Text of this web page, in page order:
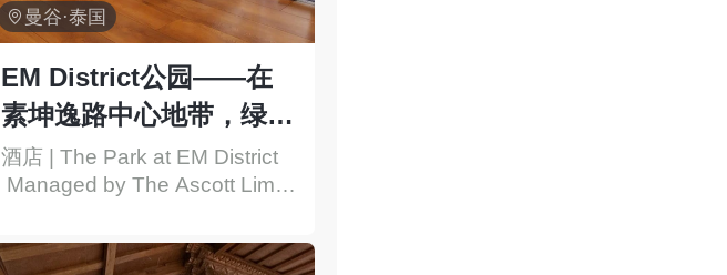
 曼谷·泰国
EM District公园——在
素坤逸路中心地带，绿树
环绕，尽享都市繁华，放
松身心🍃✨
酒店 | The Park at EM District
Managed by The Ascott Limite